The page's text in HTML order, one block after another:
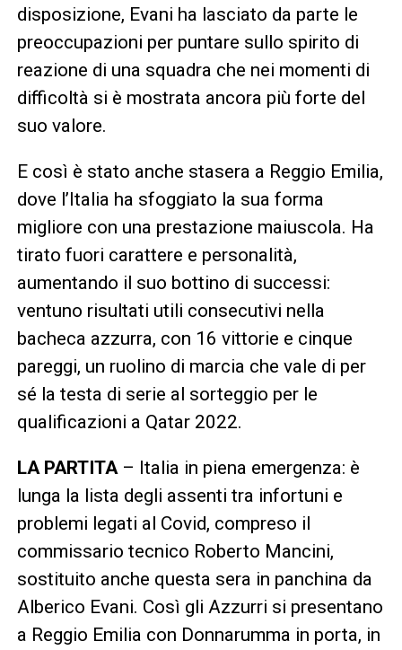
disposizione, Evani ha lasciato da parte le
preoccupazioni per puntare sullo spirito di
reazione di una squadra che nei momenti di
difficoltà si è mostrata ancora più forte del
suo valore.
E così è stato anche stasera a Reggio Emilia,
dove l’Italia ha sfoggiato la sua forma
migliore con una prestazione maiuscola. Ha
tirato fuori carattere e personalità,
aumentando il suo bottino di successi:
ventuno risultati utili consecutivi nella
bacheca azzurra, con 16 vittorie e cinque
pareggi, un ruolino di marcia che vale di per
sé la testa di serie al sorteggio per le
qualificazioni a Qatar 2022.
LA PARTITA– Italia in piena emergenza: è
lunga la lista degli assenti tra infortuni e
problemi legati al Covid, compreso il
commissario tecnico Roberto Mancini,
sostituito anche questa sera in panchina da
Alberico Evani. Così gli Azzurri si presentano
a Reggio Emilia con Donnarumma in porta, in